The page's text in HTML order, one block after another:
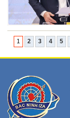
1 2 3 4 5